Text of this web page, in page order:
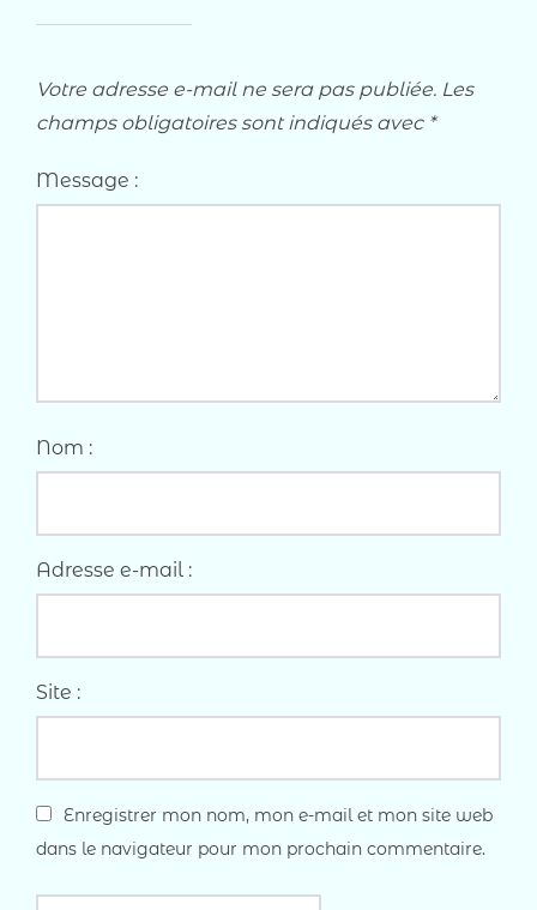
Votre adresse e-mail ne sera pas publiée. Les
champs obligatoires sont indiqués avec *
Message :
Nom :
Adresse e-mail :
Site :
Enregistrer mon nom, mon e-mail et mon site web
dans le navigateur pour mon prochain commentaire.